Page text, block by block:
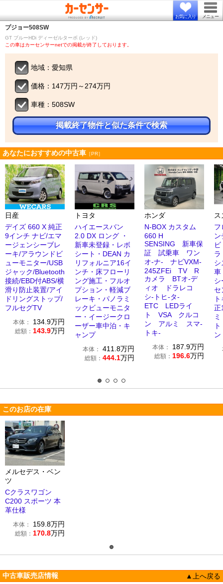
お気に入り メニュー
プジョー508SW
GT ブルーHDi ディーゼルターボ (レッド)
この車はカーセンサーnetでの掲載が終了しております。
地域：愛知県
価格：147万円～274万円
車種：508SW
掲載終了物件と似た条件で検索
あなたにおすすめの中古車 ［PR］
日産
デイズ 660 X 純正
9インチ ナビ/エマ
ージェンシーブレ
ーキ/アラウンドビ
ューモニター/USB
ジャック/Bluetooth
接続/EBD付ABS/横
滑り防止装置/アイ
ドリングストップ/
フルセグTV
本体： 134.9万円
総額： 143.9万円
トヨタ
ハイエースバン
2.0 DX ロング ・
新車未登録・レボ
シート・DEAN カ
リフォルニア16イ
ンチ・床フローリ
ング施工・フルオ
プション・軽減ブ
レーキ・パノラミ
ックビューモニタ
ー・イージークロ
ーザー車中泊・キ
ャンプ
本体： 411.8万円
総額： 444.1万円
ホンダ
N-BOX カスタム
660 H
SENSING 新車保
証 試乗車 ワン
オ-ナ- ナビVXM-
245ZFEi TV R
カメラ BTオ-デ
ィオ ドラレコ
シ-トヒ-タ-
ETC LEDライ
ト VSA クルコ
ン アルミ スマ-
トキ-
本体： 187.9万円
総額： 196.6万円
ス
フ
車
正
このお店の在庫
メルセデス・ベン
ツ
Cクラスワゴン
C200 スポーツ 本
革仕様
本体： 159.8万円
総額： 170.8万円
中古車販売店情報
▲上へ戻る